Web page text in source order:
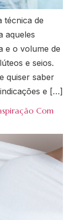
técnica de
aqueles
e o volume de
e seios.
quiser saber
e […]
Com